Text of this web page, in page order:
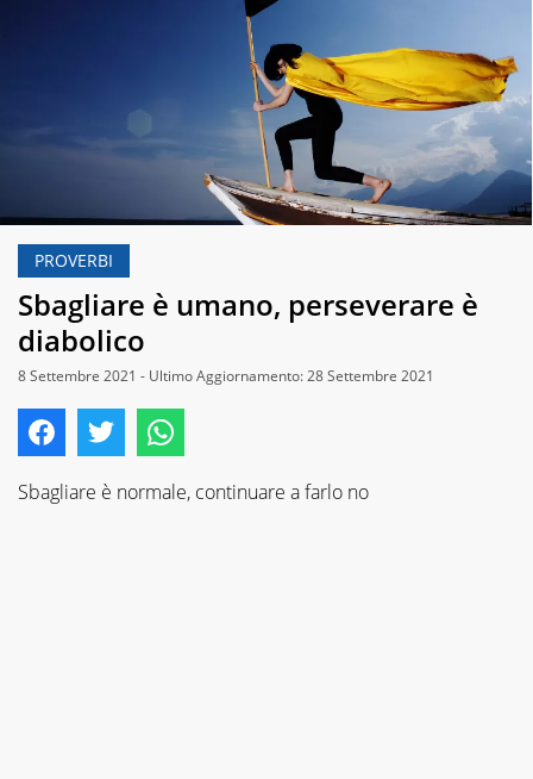
PROVERBI
Sbagliare è umano, perseverare è
diabolico
8 Settembre 2021 - Ultimo Aggiornamento: 28 Settembre 2021
Sbagliare è normale, continuare a farlo no